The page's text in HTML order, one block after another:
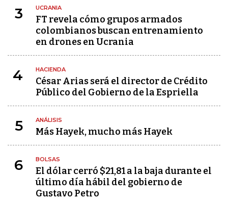
3 UCRANIA
FT revela cómo grupos armados
colombianos buscan entrenamiento
en drones en Ucrania
4 HACIENDA
César Arias será el director de Crédito
Público del Gobierno de la Espriella
5 ANÁLISIS
Más Hayek, mucho más Hayek
6 BOLSAS
El dólar cerró $21,81 a la baja durante el
último día hábil del gobierno de
Gustavo Petro